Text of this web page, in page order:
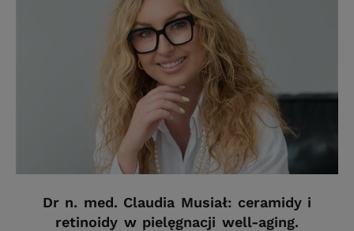
Dr n. med. Claudia Musiał: ceramidy i
retinoidy w pielęgnacji well-aging.